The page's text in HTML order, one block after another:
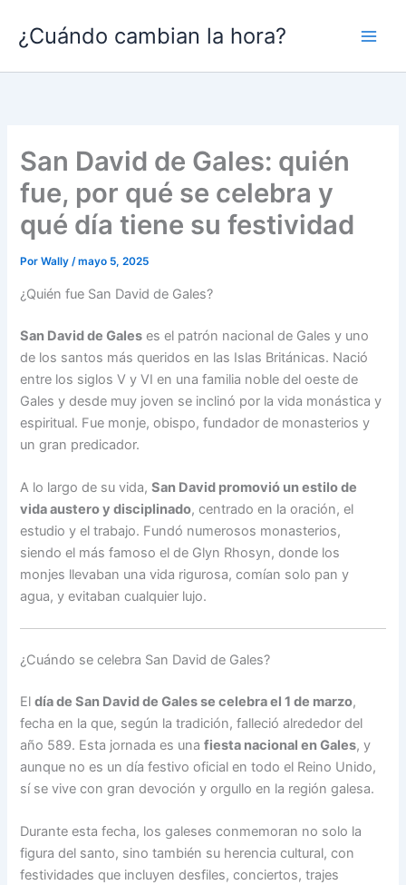
contenido
¿Cuándo cambian la hora?
San David de Gales: quién
fue, por qué se celebra y
qué día tiene su festividad
PorWally/mayo 5, 2025
¿Quién fue San David de Gales?
San David de Gales es el patrón nacional de Gales y uno
de los santos más queridos en las Islas Británicas. Nació
entre los siglos V y VI en una familia noble del oeste de
Gales y desde muy joven se inclinó por la vida monástica y
espiritual. Fue monje, obispo, fundador de monasterios y
un gran predicador.
A lo largo de su vida,San David promovió un estilo de
vida austero y disciplinado, centrado en la oración, el
estudio y el trabajo. Fundó numerosos monasterios,
siendo el más famoso el de Glyn Rhosyn, donde los
monjes llevaban una vida rigurosa, comían solo pan y
agua, y evitaban cualquier lujo.
¿Cuándo se celebra San David de Gales?
Eldía de San David de Gales se celebra el 1 de marzo,
fecha en la que, según la tradición, falleció alrededor del
año 589. Esta jornada es unafiesta nacional en Gales, y
aunque no es un día festivo oficial en todo el Reino Unido,
sí se vive con gran devoción y orgullo en la región galesa.
Durante esta fecha, los galeses conmemoran no solo la
figura del santo, sino también su herencia cultural, con
festividades que incluyen desfiles, conciertos, trajes